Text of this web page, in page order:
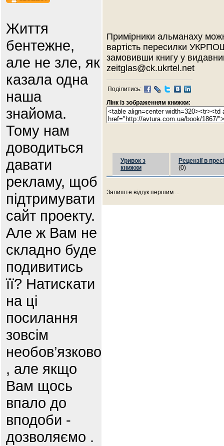
Життя
бентежне,
але не зле, як
казала одна
наша
знайома.
Тому нам
доводиться
давати
рекламу, щоб
підтримувати
сайт проекту.
Але ж Вам не
складно буде
подивитись
її? Натискати
на ці
посилання
зовсім
необов’язково
, але якщо
Вам щось
впало до
вподоби -
дозволяємо .
Примірники альманаху
вартість пересилки
замовивши книгу у
zeitglas@ck.ukrtel.net
Поділитись:
Лінк із зображенням книжки:
Уривок з
книжки
Рецензії в пресі
(0)
Залиште відгук першим ...